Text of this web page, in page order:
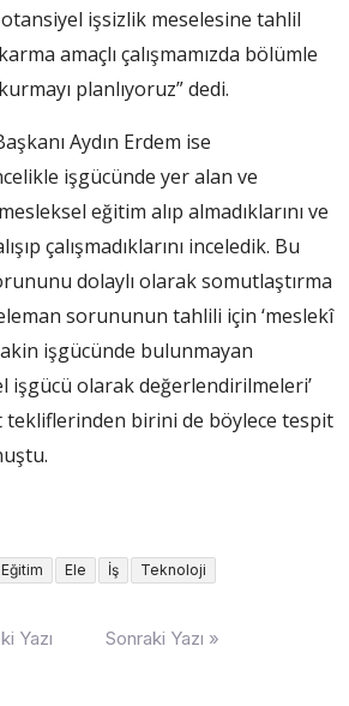
işsizlik meselesine tahlil
amaçlı çalışmamızda bölümle
planlıyoruz” dedi.
Aydın Erdem ise
işgücünde yer alan ve
eğitim alıp almadıklarını ve
çalışmadıklarını inceledik. Bu
dolaylı olarak somutlaştırma
sorununun tahlili için ‘meslekî
işgücünde bulunmayan
işgücü olarak değerlendirilmeleri’
tekliflerinden birini de böylece tespit
Eğitim Ele İş Teknoloji
Yazı Sonraki Yazı »